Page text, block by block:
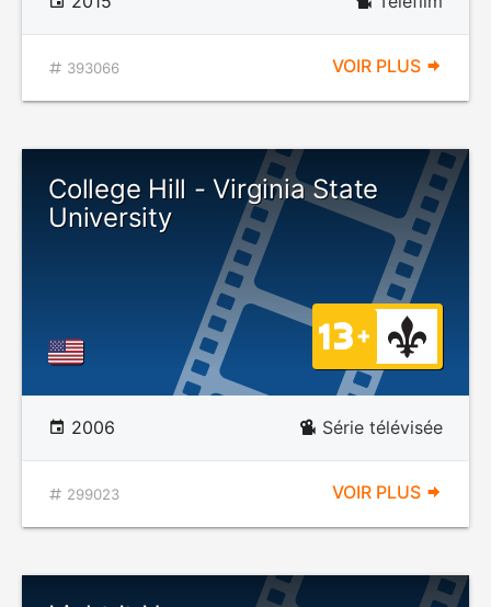
393066 VOIR PLUS
College Hill - Virginia State
University
2006 Série télévisée
299023 VOIR PLUS